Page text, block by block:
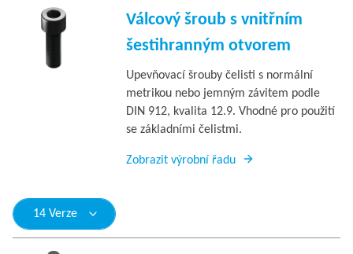
Válcový šroub s vnitřním
šestihranným otvorem
Upevňovací šrouby čelisti s normální
metrikou nebo jemným závitem podle
DIN 912, kvalita 12.9. Vhodné pro použití
se základními čelistmi.
Zobrazit výrobní řadu
14 Verze